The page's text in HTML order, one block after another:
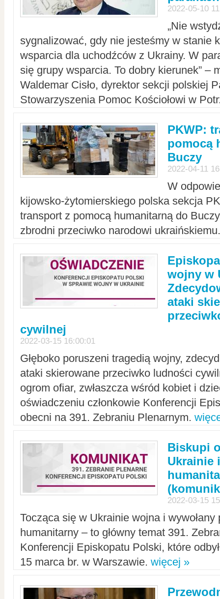
2022-05-10
„Nie
sygnalizować, gdy nie jesteśmy w stanie
wsparcia dla uchodźców z Ukrainy. W
się grupy wsparcia. To dobry kierunek” –
Waldemar Cisło, dyrektor sekcji polskiej
Stowarzyszenia Pomoc Kościołowi w
PKWP:
pomocą
Buczy
2022-04-11
W
kijowsko-żytomierskiego polska sekcja
transport z pomocą humanitarną do
zbrodni przeciwko narodowi
wojny w
ataki
cywilnej
2022-03-15 16:00:01
Głęboko poruszeni tragedią wojny,
ataki skierowane przeciwko ludności
ogrom ofiar, zwłaszcza wśród kobiet i
oświadczeniu członkowie Konferencji
obecni na 391. Zebraniu Plenarnym.
Biskupi
Ukrainie
2022-03-15
Tocząca się w Ukrainie wojna i
humanitarny – to główny temat 391.
Konferencji Episkopatu Polski, które
15 marca br. w Warszawie. więcej »